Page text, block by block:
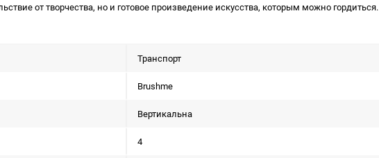
от творчества, но и готовое произведение искусства, которым можно гордиться.
Транспорт
Brushme
Вертикальна
4